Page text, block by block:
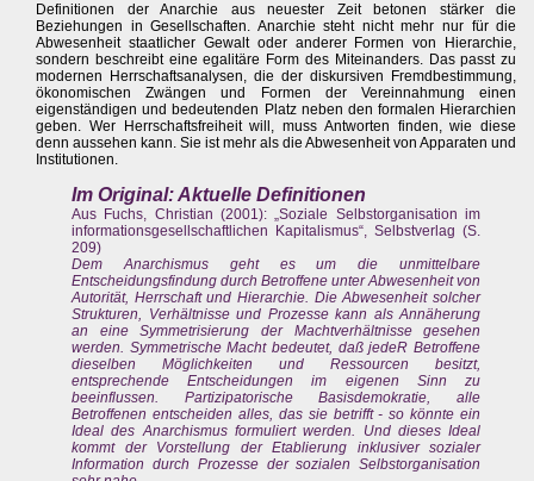
Definitionen der Anarchie aus neuester Zeit betonen stärker die
Beziehungen in Gesellschaften. Anarchie steht nicht mehr nur für die
Abwesenheit staatlicher Gewalt oder anderer Formen von Hierarchie,
sondern beschreibt eine egalitäre Form des Miteinanders. Das passt zu
modernen Herrschaftsanalysen, die der diskursiven Fremdbestimmung,
ökonomischen Zwängen und Formen der Vereinnahmung einen
eigenständigen und bedeutenden Platz neben den formalen Hierarchien
geben. Wer Herrschaftsfreiheit will, muss Antworten finden, wie diese
denn aussehen kann. Sie ist mehr als die Abwesenheit von Apparaten und
Institutionen.
Im Original: Aktuelle Definitionen
Aus Fuchs, Christian (2001): „Soziale Selbstorganisation im
informationsgesellschaftlichen Kapitalismus“, Selbstverlag (S.
209)
Dem Anarchismus geht es um die unmittelbare
Entscheidungsfindung durch Betroffene unter Abwesenheit von
Autorität, Herrschaft und Hierarchie. Die Abwesenheit solcher
Strukturen, Verhältnisse und Prozesse kann als Annäherung
an eine Symmetrisierung der Machtverhältnisse gesehen
werden. Symmetrische Macht bedeutet, daß jedeR Betroffene
dieselben Möglichkeiten und Ressourcen besitzt,
entsprechende Entscheidungen im eigenen Sinn zu
beeinflussen. Partizipatorische Basisdemokratie, alle
Betroffenen entscheiden alles, das sie betrifft - so könnte ein
Ideal des Anarchismus formuliert werden. Und dieses Ideal
kommt der Vorstellung der Etablierung inklusiver sozialer
Information durch Prozesse der sozialen Selbstorganisation